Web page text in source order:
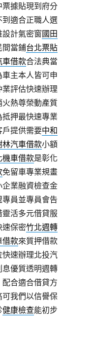
據貼現到府分
適合正職人選
計氣密窗國田
間當鋪台北票貼
車借款合法典當
車主本人皆可申
評估快速辦理
熱尊榮動產質
押最快速專業
提供需要中和
林汽車借款小額
機車借款是彰化
免留車專業規畫
業融資檢查金
員並專員會告
活多元借貸服
保密竹北週轉
借款來質押借款
快速辦理北投汽
優質透明週轉
合適合借貸方
我們以信譽保
健康檢查能初步